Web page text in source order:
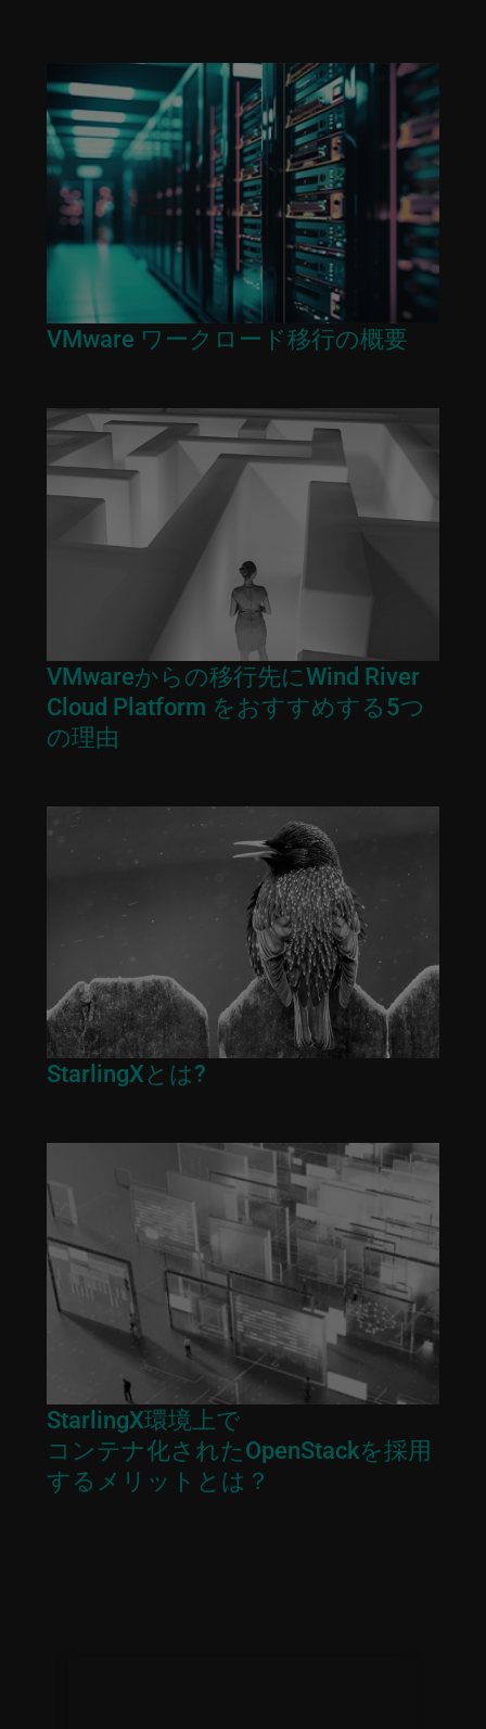
VMware ワークロード移行の概要
VMwareからの移行先にWind River
Cloud Platform をおすすめする5つ
の理由
StarlingXとは?
StarlingX環境上で
コンテナ化されたOpenStackを採用
するメリットとは？